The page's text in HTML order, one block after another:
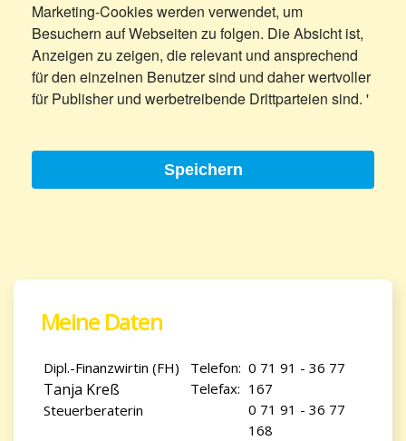
Marketing-Cookies werden verwendet, um
Besuchern auf Webseiten zu folgen. Die Absicht ist,
Anzeigen zu zeigen, die relevant und ansprechend
für den einzelnen Benutzer sind und daher wertvoller
für Publisher und werbetreibende Drittparteien sind. '
Speichern
Meine Daten
Dipl.-Finanzwirtin (FH)
Tanja Kreß
Steuerberaterin
Telefon:
Telefax:
0 71 91 - 36 77
167
0 71 91 - 36 77
168